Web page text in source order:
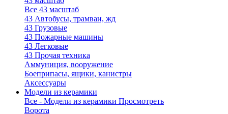
Все 43 масштаб
43 Автобусы, трамваи, жд
43 Грузовые
43 Пожарные машины
43 Легковые
43 Прочая техника
Аммуниция, вооружение
Боеприпасы, ящики, канистры
Аксессуары
Модели из керамики
Все - Модели из керамики Просмотреть
Ворота